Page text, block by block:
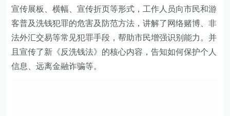
宣传展板、横幅、宣传折页等形式，工作人员向市民和游
客普及洗钱犯罪的危害及防范方法，讲解了网络赌博、非
法外汇交易等常见犯罪手段，帮助市民增强识别能力。并
且宣传了新《反洗钱法》的核心内容，告知如何保护个人
信息、远离金融诈骗等。